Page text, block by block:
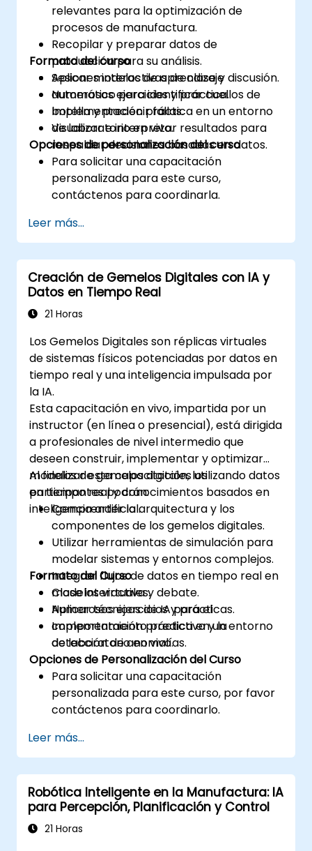
relevantes para la optimización de
procesos de manufactura.
Recopilar y preparar datos de
producción para su análisis.
Aplicar modelos de aprendizaje
automático para identificar cuellos de
botella y predecir fallas.
Visualizar e interpretar resultados para
respaldar decisiones basadas en datos.
Formato del curso
Sesiones interactivas de clase y discusión.
Numerosos ejercicios y práctica.
Implementación práctica en un entorno
de laboratorio en vivo.
Opciones de personalización del curso
Para solicitar una capacitación
personalizada para este curso,
contáctenos para coordinarla.
Leer más...
Creación de Gemelos Digitales con IA y
Datos en Tiempo Real
21 Horas
Los Gemelos Digitales son réplicas virtuales
de sistemas físicos potenciadas por datos en
tiempo real y una inteligencia impulsada por
la IA.
Esta capacitación en vivo, impartida por un
instructor (en línea o presencial), está dirigida
a profesionales de nivel intermedio que
deseen construir, implementar y optimizar
modelos de gemelos digitales utilizando datos
en tiempo real y conocimientos basados en
inteligencia artificial.
Al finalizar esta capacitación, los
participantes podrán:
Comprender la arquitectura y los
componentes de los gemelos digitales.
Utilizar herramientas de simulación para
modelar sistemas y entornos complejos.
Integrar flujos de datos en tiempo real en
modelos virtuales.
Aplicar técnicas de IA para el
comportamiento predictivo y la
detección de anomalías.
Formato del Curso
Clase interactiva y debate.
Numerosos ejercicios y prácticas.
Implementación práctica en un entorno
de laboratorio en vivo.
Opciones de Personalización del Curso
Para solicitar una capacitación
personalizada para este curso, por favor
contáctenos para coordinarlo.
Leer más...
Robótica Inteligente en la Manufactura: IA
para Percepción, Planificación y Control
21 Horas